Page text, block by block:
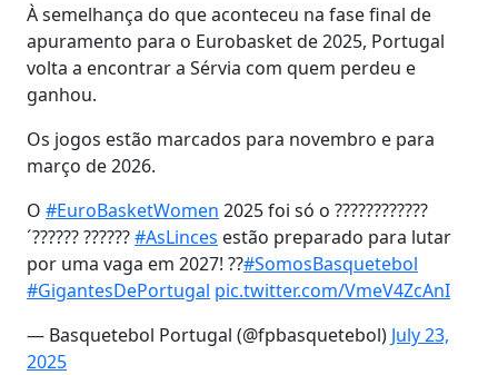
À semelhança do que aconteceu na fase final de
apuramento para o Eurobasket de 2025, Portugal
volta a encontrar a Sérvia com quem perdeu e
ganhou.
Os jogos estão marcados para novembro e para
março de 2026.
O #EuroBasketWomen 2025 foi só o ????????????
´?????? ??????#AsLinces estão preparado para lutar
por uma vaga em 2027! ??#SomosBasquetebol
#GigantesDePortugal pic.twitter.com/VmeV4ZcAnI
— Basquetebol Portugal (@fpbasquetebol) July 23,
2025